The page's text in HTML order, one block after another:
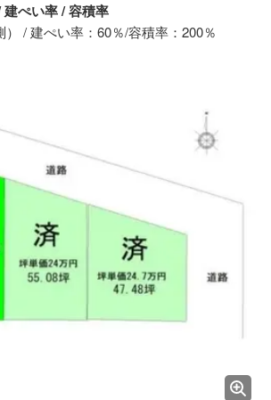
ぺい率 / 容積率
） / 建ぺい率：60％/容積率：200％